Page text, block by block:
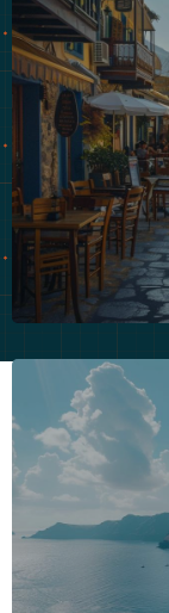
La
billets
une
LIRE